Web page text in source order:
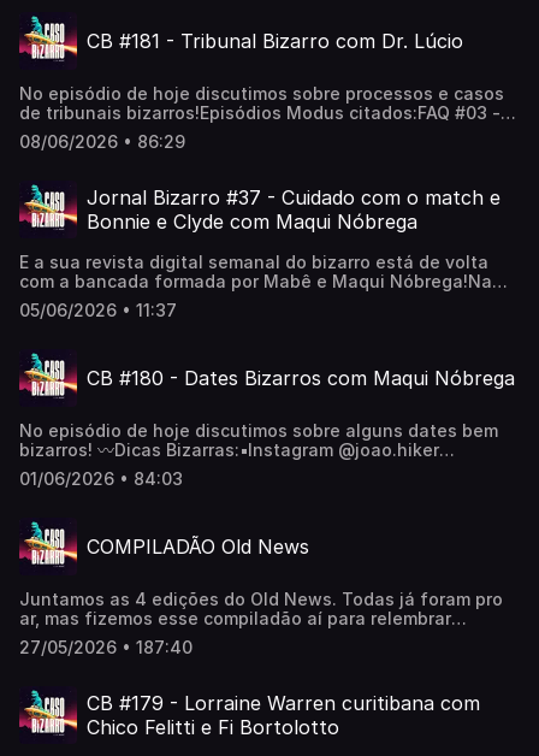
do Universo e Street Fighter - 2026 (Tiago)▪️Flores
Partidas ▫️ Prime Vídeo (Tiago)▪️Smiling Friends ▫️ HBO Max
(Mabê)〰️📽️ youtube.com/@CasoBizarro👽
CB #181 - Tribunal Bizarro com Dr. Lúcio
No episódio de hoje discutimos sobre processos e casos
de tribunais bizarros!Episódios Modus citados:FAQ #03 -
Como é ser Jurado no Brasil?FAQ #04 - O Assassino
PossuídoFAQ #05 - Quem é o verdadeiro Doutor Lauro?
feat Dr. Lauro (Lúcio)〰️📽️ youtube.com/@CasoBizarro👽
apoia.se/casobizarro🛸 orelo.cc/casobizarro
08/06/2026 • 86:29
Jornal Bizarro #37 - Cuidado com o match e
Bonnie e Clyde com Maqui Nóbrega
E a sua revista digital semanal do bizarro está de volta
com a bancada formada por Mabê e Maqui Nóbrega!Na
edição desta semana, um match que custou caro e um
caso contemporâneo de Bonnie e Clyde!〰️📽️
orelo.cc/casobizarro
05/06/2026 • 11:37
CB #180 - Dates Bizarros com Maqui Nóbrega
No episódio de hoje discutimos sobre alguns dates bem
bizarros! 〰️Dicas Bizarras:▪️Instagram @joao.hiker
(Mabê)▪️Livro “Bom dia, inverno”, por Tamara Klink (Maqui)
〰️📽️ youtube.com/@CasoBizarro👽 apoia.se/casobizarro🛸
01/06/2026 • 84:03
COMPILADÃO Old News
Juntamos as 4 edições do Old News. Todas já foram pro
ar, mas fizemos esse compiladão aí para relembrar
=)Gostou? Comenta aí
27/05/2026 • 187:40
CB #179 - Lorraine Warren curitibana com
Chico Felitti e Fi Bortolotto